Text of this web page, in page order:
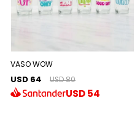
VASO WOW
USD 64 USD 80
USD54